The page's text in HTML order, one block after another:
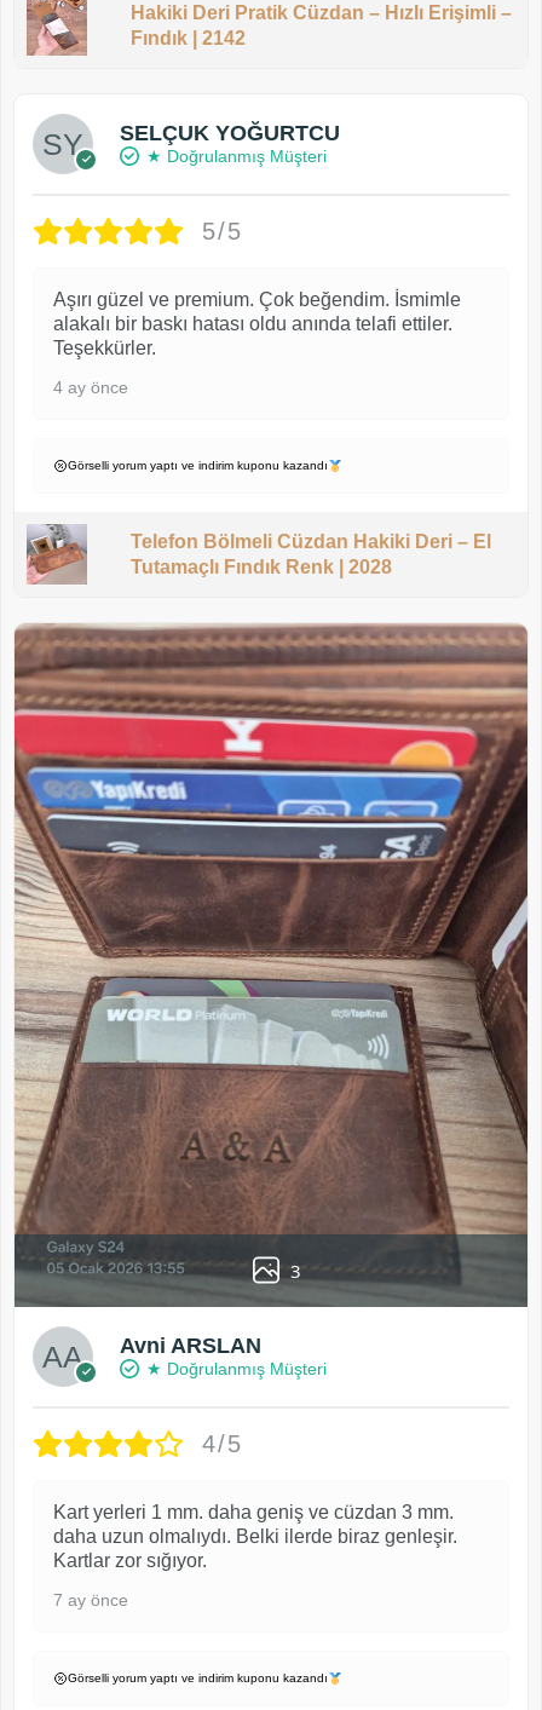
Hakiki Deri Pratik Cüzdan – Hızlı Erişimli –
Fındık | 2142
SELÇUK YOĞURTCU
★ Doğrulanmış Müşteri
5/5
Aşırı güzel ve premium. Çok beğendim. İsmimle
alakalı bir baskı hatası oldu anında telafi ettiler.
Teşekkürler.
4 ay önce
Görselli yorum yaptı ve indirim kuponu kazandı
Telefon Bölmeli Cüzdan Hakiki Deri – El
Tutamaçlı Fındık Renk | 2028
3
Avni ARSLAN
★ Doğrulanmış Müşteri
4/5
Kart yerleri 1 mm. daha geniş ve cüzdan 3 mm.
daha uzun olmalıydı. Belki ilerde biraz genleşir.
Kartlar zor sığıyor.
7 ay önce
Görselli yorum yaptı ve indirim kuponu kazandı